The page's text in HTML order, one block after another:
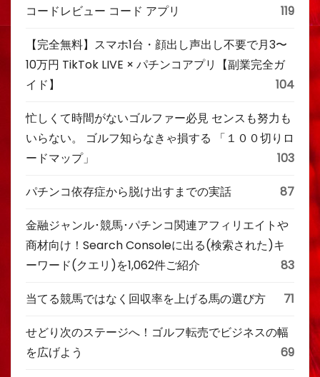
コードレビュー コード アプリ
119
【完全無料】スマホ1台・顔出し声出し不要で月3〜
10万円 TikTok LIVE × パチンコアプリ【副業完全ガ
イド】
104
忙しくて時間がないゴルファー必見 センスも努力も
いらない。 ゴルフ知らなきゃ損する 「１００切りロ
ードマップ」
103
パチンコ依存症から脱け出すまでの実話 87
金融ジャンル･競馬･パチンコ関連アフィリエイトや
商材向け！Search Consoleに出る(検索された)キ
ーワード(クエリ)を1,062件ご紹介
83
当てる競馬ではなく回収率を上げる馬の選び方 71
せどり次のステージへ！ゴルフ転売でビジネスの幅
を広げよう
69